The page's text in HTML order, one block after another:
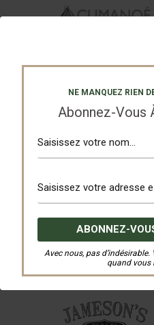
NE MANQUEZ RIEN
Abonnez-Vous
Avec nous, pas
quand vous